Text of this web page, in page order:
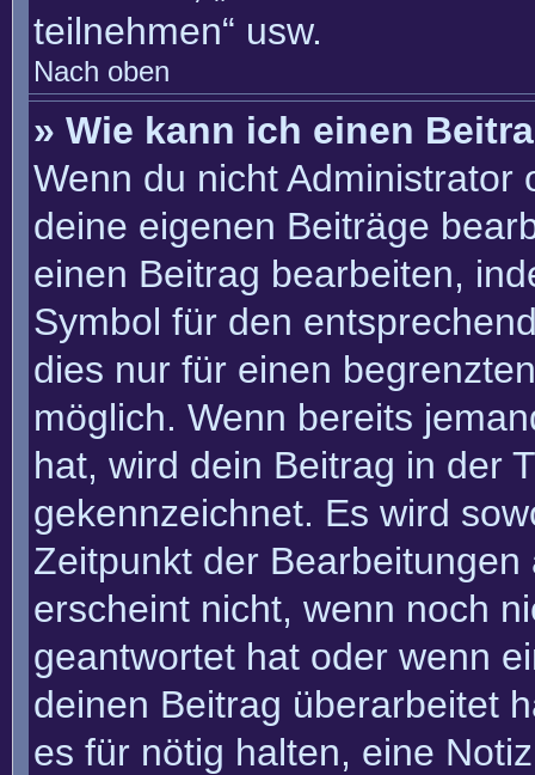
teilnehmen“ usw.
Nach oben
» Wie kann ich einen
Wenn du nicht
deine eigenen Beiträge
einen Beitrag bearbeiten,
Symbol für den
dies nur für einen
möglich. Wenn bereits
hat, wird dein Beitrag in der
gekennzeichnet. Es wird
Zeitpunkt der
erscheint nicht, wenn noch
geantwortet hat oder wenn
deinen Beitrag überarbeitet
es für nötig halten, eine